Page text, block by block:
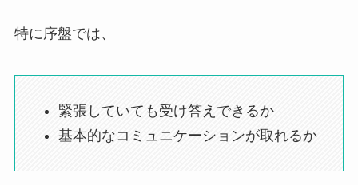
特に序盤では、
緊張していても受け答えできるか
基本的なコミュニケーションが取れるか